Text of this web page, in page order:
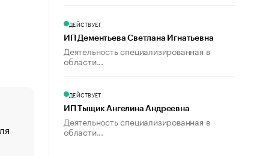
«От спорта тело стареет иначе». Как живет глава
создавшей GTA
ДЕЙСТВУЕТ
ИП Дементьева Светлана Игнатьевна
Деятельность специализированная в
области...
ДЕЙСТВУЕТ
ИП Тыщик Ангелина Андреевна
Деятельность специализированная в
области...